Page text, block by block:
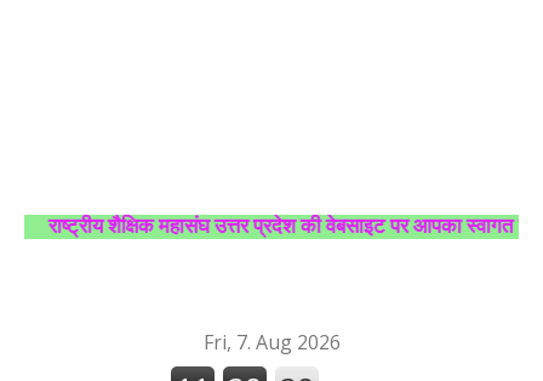
शैक्षिक महासंघ उत्तर प्रदेश की वेबसाइट पर आपका स्वागत है।